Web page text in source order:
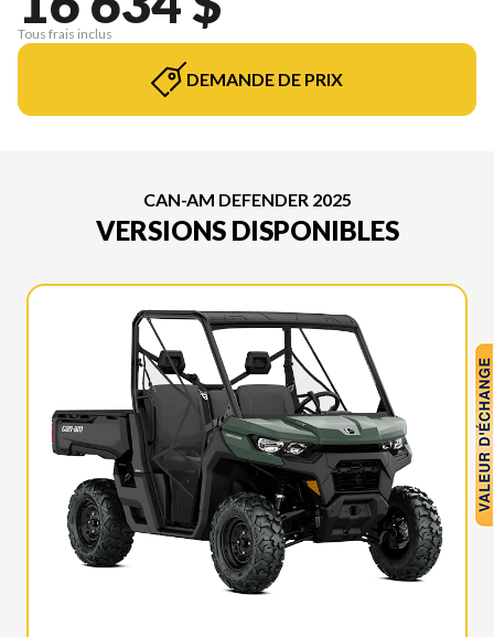
Tous frais inclus
DEMANDE DE PRIX
CAN-AM DEFENDER 2025
VERSIONS DISPONIBLES